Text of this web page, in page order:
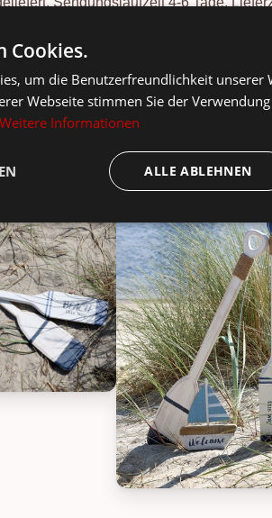
zum IB Laursen Chic Antique
Dekoration Ruder mit Streifen, Bild
Cookies.
um die Benutzerfreundlichkeit unserer
Webseite stimmen Sie der
Weitere Informationen
ALLE ABLEHNEN